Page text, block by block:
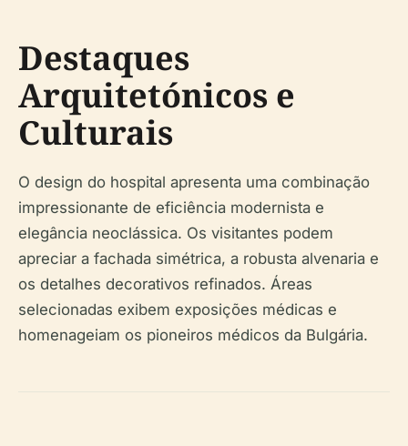
Destaques
Arquitetónicos e
Culturais
O design do hospital apresenta uma combinação
impressionante de eficiência modernista e
elegância neoclássica. Os visitantes podem
apreciar a fachada simétrica, a robusta alvenaria e
os detalhes decorativos refinados. Áreas
selecionadas exibem exposições médicas e
homenageiam os pioneiros médicos da Bulgária.